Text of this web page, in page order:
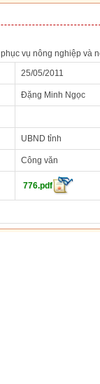
vụ nông nghiệp và
25/05/2011
Đặng Minh Ngọc
UBND tỉnh
Công văn
776.pdf